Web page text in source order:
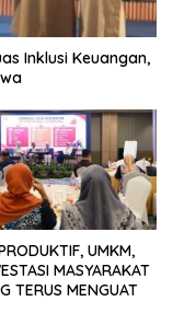
Inklusi Keuangan,
UMKM,
MASYARAKAT
TERUS MENGUAT